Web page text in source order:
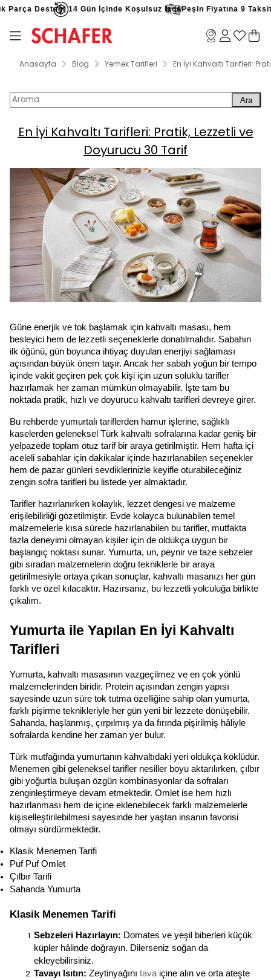
Desteği 14 Gün İçinde Koşulsuz İade Peşin Fiyatına 9 Taksit
Anasayfa Blog Yemek Tarifleri En İyi Kahvaltı Tarifleri:
Ara
En İyi Kahvaltı Tarifleri: Pratik, Lezzetli ve
Doyurucu 30 Tarif
Güne enerjik ve tok başlamak için kahvaltı masası, hem
besleyici hem de lezzetli seçeneklerle donatılmalıdır. Sabahın
ilk öğünü, gün boyunca ihtiyaç duyulan enerjiyi sağlaması
açısından büyük önem taşır. Ancak her sabah yoğun bir tempo
içinde vakit geçiren pek çok kişi için uzun soluklu tarifler
hazırlamak her zaman mümkün olmayabilir. İşte tam bu
noktada pratik, hızlı ve doyurucu kahvaltı tarifleri devreye girer.
Bu rehberde yumurtalı tariflerden hamur işlerine, sağlıklı
kaselerden geleneksel Türk kahvaltı sofralarına kadar geniş bir
yelpazede toplam otuz tarif bir araya getirilmiştir. Hem hafta içi
aceleli sabahlar için dakikalar içinde hazırlanabilen seçenekler
hem de pazar günleri sevdiklerinizle keyifle oturabileceğiniz
zengin sofra tarifleri bu listede yer almaktadır.
Tarifler hazırlanırken kolaylık, lezzet dengesi ve malzeme
erişilebilirliği gözetilmiştir. Evde kolayca bulunabilen temel
malzemelerle kısa sürede hazırlanabilen bu tarifler, mutfakta
fazla deneyimi olmayan kişiler için de oldukça uygun bir
başlangıç noktası sunar. Yumurta, un, peynir ve taze sebzeler
gibi sıradan malzemelerin doğru tekniklerle bir araya
getirilmesiyle ortaya çıkan sonuçlar, kahvaltı masanızı her gün
farklı ve özel kılacaktır. Hazırsanız, bu lezzetli yolculuğa birlikte
çıkalım.
Yumurta ile Yapılan En İyi Kahvaltı
Tarifleri
Yumurta, kahvaltı masasının vazgeçilmez ve en çok yönlü
malzemelerinden biridir. Protein açısından zengin yapısı
sayesinde uzun süre tok tutma özelliğine sahip olan yumurta,
farklı pişirme teknikleriyle her gün yeni bir lezzete dönüşebilir.
Sahanda, haşlanmış, çırpılmış ya da fırında pişirilmiş hâliyle
sofralarda kendine her zaman yer bulur.
Türk mutfağında yumurtanın kahvaltıdaki yeri oldukça köklüdür.
Menemen gibi geleneksel tarifler nesiller boyu aktarılırken, çılbır
gibi yoğurtla buluşan özgün kombinasyonlar da sofraları
zenginleştirmeye devam etmektedir. Omlet ise hem hızlı
hazırlanması hem de içine eklenebilecek farklı malzemelerle
kişiselleştirilebilmesi sayesinde her yaştan insanın favorisi
olmayı sürdürmektedir.
Klasik Menemen Tarifi
Puf Puf Omlet
Çılbır Tarifi
Sahanda Yumurta
Klasik Menemen Tarifi
Sebzeleri Hazırlayın: Domates ve yeşil biberleri küçük
küpler hâlinde doğrayın. Dilerseniz soğan da
ekleyebilirsiniz.
Tavayı Isıtın: Zeytinyağını tava içine alın ve orta ateşte